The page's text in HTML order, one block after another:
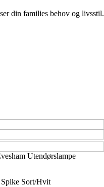
din families behov og livsstil.
Utendørslampe
Sort/Hvit